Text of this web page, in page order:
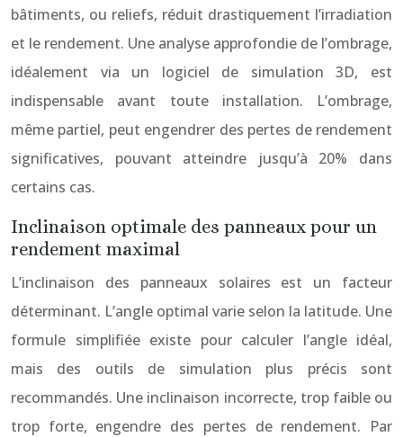
bâtiments, ou reliefs, réduit drastiquement l’irradiation
et le rendement. Une analyse approfondie de l’ombrage,
idéalement via un logiciel de simulation 3D, est
indispensable avant toute installation. L’ombrage,
même partiel, peut engendrer des pertes de rendement
significatives, pouvant atteindre jusqu’à 20% dans
certains cas.
Inclinaison optimale des panneaux pour un
rendement maximal
L’inclinaison des panneaux solaires est un facteur
déterminant. L’angle optimal varie selon la latitude. Une
formule simplifiée existe pour calculer l’angle idéal,
mais des outils de simulation plus précis sont
recommandés. Une inclinaison incorrecte, trop faible ou
trop forte, engendre des pertes de rendement. Par